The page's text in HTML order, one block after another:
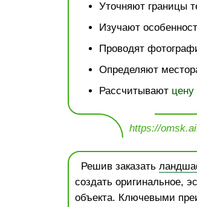
Уточняют границы
Изучают
Проводят
Определяют
Рассчитывают
https://
Решив заказать
создать оригинальное,
объекта. Ключевыми